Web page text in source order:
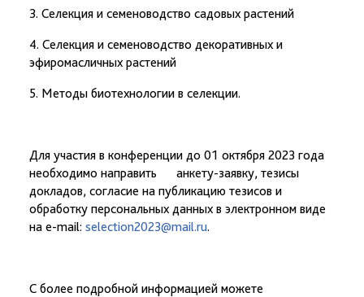
3. Селекция и семеноводство садовых растений
4. Селекция и семеноводство декоративных и
эфиромасличных растений
5. Методы биотехнологии в селекции.
Для участия в конференции до 01 октября 2023 года
необходимо направить анкету-заявку, тезисы
докладов, согласие на публикацию тезисов и
обработку персональных данных в электронном виде
на e-mail: selection2023@mail.ru.
С более подробной информацией можете